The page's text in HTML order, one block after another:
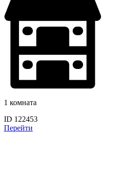
1 комната
ID 122453
Перейти